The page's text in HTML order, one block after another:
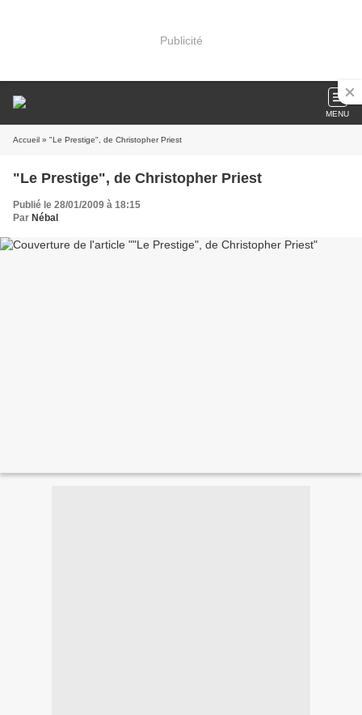
Publicité
MENU
Accueil » "Le Prestige", de Christopher Priest
"Le Prestige", de Christopher Priest
Publié le 28/01/2009 à 18:15
Par Nébal